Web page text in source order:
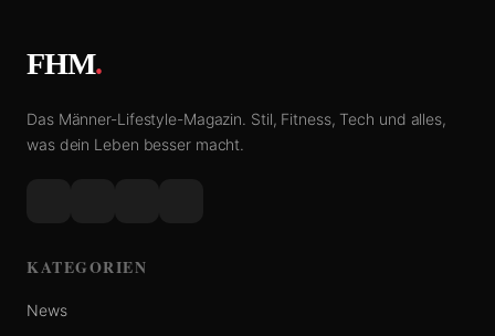
FHM.
Das Männer-Lifestyle-Magazin. Stil, Fitness, Tech und alles,
was dein Leben besser macht.
KATEGORIEN
News